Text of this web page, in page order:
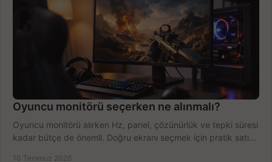
Oyuncu monitörü seçerken ne alınmalı?
Oyuncu monitörü alırken Hz, panel, çözünürlük ve tepki süresi
kadar bütçe de önemli. Doğru ekranı seçmek için pratik satın
10 Temmuz 2026